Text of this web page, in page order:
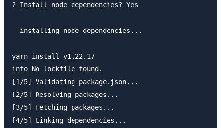
? Install node dependencies? Yes
  installing node dependencies...
yarn install v1.22.17
info No lockfile found.
[1/5] Validating package.json...
[2/5] Resolving packages...
[3/5] Fetching packages...
[4/5] Linking dependencies...